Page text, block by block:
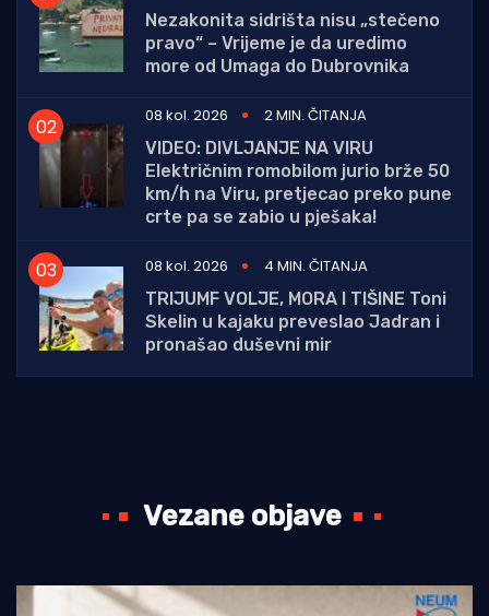
Nezakonita sidrišta nisu „stečeno
pravo“ – Vrijeme je da uredimo
more od Umaga do Dubrovnika
08 kol. 2026
2 MIN. ČITANJA
VIDEO: DIVLJANJE NA VIRU
Električnim romobilom jurio brže 50
km/h na Viru, pretjecao preko pune
crte pa se zabio u pješaka!
08 kol. 2026
4 MIN. ČITANJA
TRIJUMF VOLJE, MORA I TIŠINE Toni
Skelin u kajaku preveslao Jadran i
pronašao duševni mir
Vezane objave